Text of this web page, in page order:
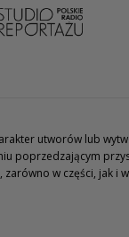
utworów lub
poprzedzającym
w części, jak i